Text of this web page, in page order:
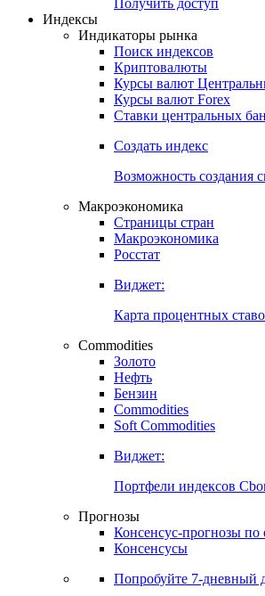
Получить доступ
Индексы
Индикаторы рынка
Поиск индексов
Криптовалюты
Курсы валют
Курсы валют Forex
Ставки центральных
Создать индекс
Возможность создания
Макроэкономика
Страницы стран
Макроэкономика
Росстат
Виджет:
Карта процентных
Commodities
Золото
Нефть
Бензин
Commodities
Soft Commodities
Виджет:
Портфели индексов
Прогнозы
Консенсус-прогнозы по
Консенсусы
Попробуйте 7-дневный